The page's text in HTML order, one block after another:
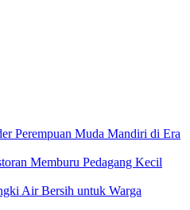
Perempuan Muda Mandiri di Era
Memburu Pedagang Kecil
Air Bersih untuk Warga